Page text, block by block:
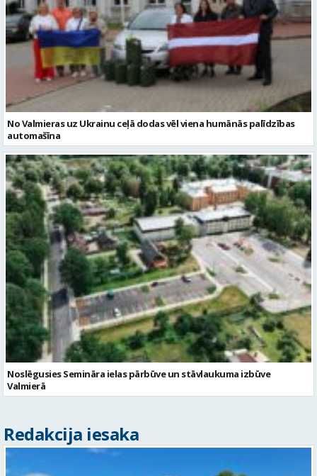
No Valmieras uz Ukrainu ceļā dodas vēl viena humānās palīdzības
automašīna
Noslēgusies Semināra ielas pārbūve un stāvlaukuma izbūve
Valmierā
Redakcija iesaka